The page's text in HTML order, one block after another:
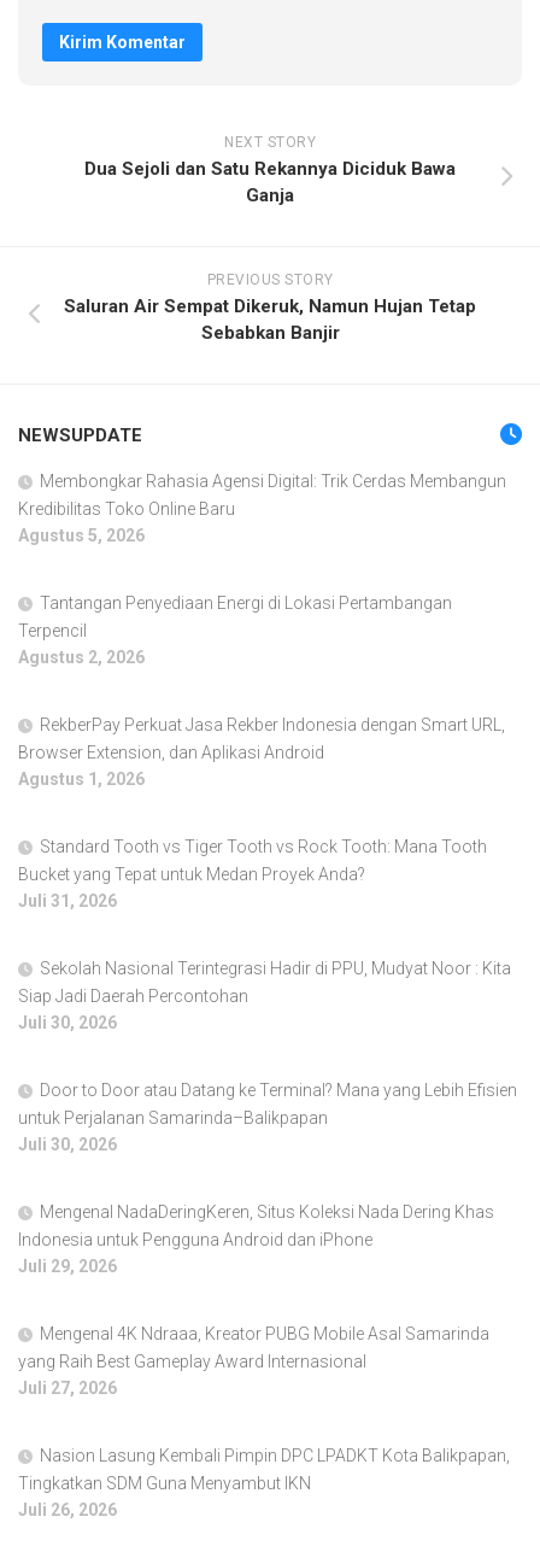
NEXT STORY
Dua Sejoli dan Satu Rekannya Diciduk Bawa
Ganja
PREVIOUS STORY
Saluran Air Sempat Dikeruk, Namun Hujan Tetap
Sebabkan Banjir
NEWSUPDATE
Membongkar Rahasia Agensi Digital: Trik Cerdas Membangun
Kredibilitas Toko Online Baru
Agustus 5, 2026
Tantangan Penyediaan Energi di Lokasi Pertambangan
Terpencil
Agustus 2, 2026
RekberPay Perkuat Jasa Rekber Indonesia dengan Smart URL,
Browser Extension, dan Aplikasi Android
Agustus 1, 2026
Standard Tooth vs Tiger Tooth vs Rock Tooth: Mana Tooth
Bucket yang Tepat untuk Medan Proyek Anda?
Juli 31, 2026
Sekolah Nasional Terintegrasi Hadir di PPU, Mudyat Noor : Kita
Siap Jadi Daerah Percontohan
Juli 30, 2026
Door to Door atau Datang ke Terminal? Mana yang Lebih Efisien
untuk Perjalanan Samarinda–Balikpapan
Juli 30, 2026
Mengenal NadaDeringKeren, Situs Koleksi Nada Dering Khas
Indonesia untuk Pengguna Android dan iPhone
Juli 29, 2026
Mengenal 4K Ndraaa, Kreator PUBG Mobile Asal Samarinda
yang Raih Best Gameplay Award Internasional
Juli 27, 2026
Nasion Lasung Kembali Pimpin DPC LPADKT Kota Balikpapan,
Tingkatkan SDM Guna Menyambut IKN
Juli 26, 2026